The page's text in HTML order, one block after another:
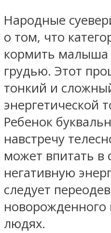
Народные
о том, что
кормить
грудью. Этот
тонкий и
энергетической
Ребенок
навстречу
может впитать в
негативную
следует
новорожденного
людях.